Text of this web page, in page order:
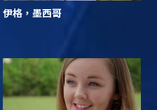
伊格，墨西哥